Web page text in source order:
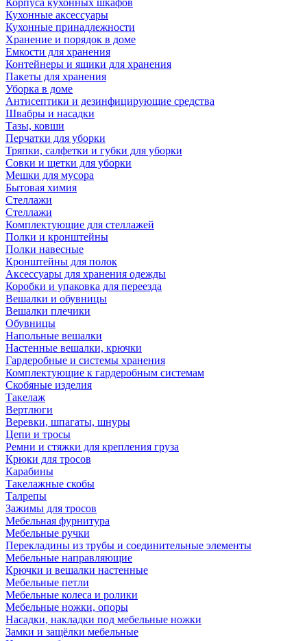
Корпуса кухонных шкафов
Кухонные аксессуары
Кухонные принадлежности
Хранение и порядок в доме
Емкости для хранения
Контейнеры и ящики для хранения
Пакеты для хранения
Уборка в доме
Антисептики и дезинфицирующие средства
Швабры и насадки
Тазы, ковши
Перчатки для уборки
Тряпки, салфетки и губки для уборки
Совки и щетки для уборки
Мешки для мусора
Бытовая химия
Стеллажи
Стеллажи
Комплектующие для стеллажей
Полки и кронштейны
Полки навесные
Кронштейны для полок
Аксессуары для хранения одежды
Коробки и упаковка для переезда
Вешалки и обувницы
Вешалки плечики
Обувницы
Напольные вешалки
Настенные вешалки, крючки
Гардеробные и системы хранения
Комплектующие к гардеробным системам
Скобяные изделия
Такелаж
Вертлюги
Веревки, шпагаты, шнуры
Цепи и тросы
Ремни и стяжки для крепления груза
Крюки для тросов
Карабины
Такелажные скобы
Талрепы
Зажимы для тросов
Мебельная фурнитура
Мебельные ручки
Перекладины из трубы и соединительные элементы
Мебельные направляющие
Крючки и вешалки настенные
Мебельные петли
Мебельные колеса и ролики
Мебельные ножки, опоры
Насадки, накладки под мебельные ножки
Замки и защёлки мебельные